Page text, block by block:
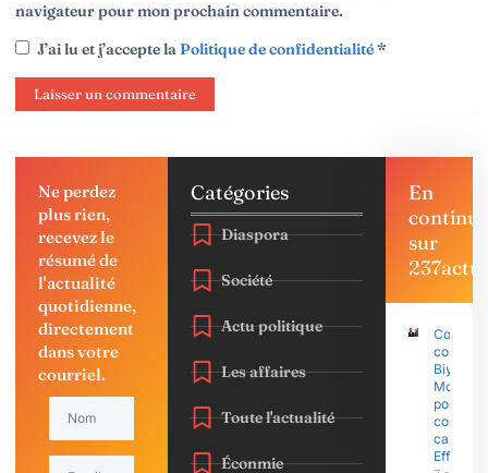
navigateur pour mon prochain commentaire.
J’ai lu et j’accepte laPolitique de confidentialité*
Ne perdez
plus rien,
recevez le
résumé de
l'actualité
quotidienne,
directement
dans votre
courriel.
Catégories
Diaspora
Société
Actu politique
Les affaires
Toute l'actualité
Éconmie
En
continu
sur
237actu
Coup
contre
Biya :
porte
contre le
Effoudou